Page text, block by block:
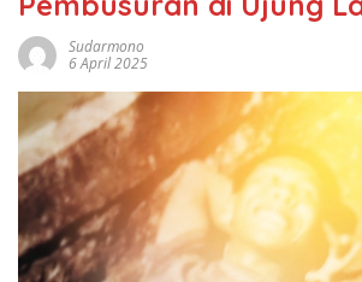
Sudarmono
6 April 2025